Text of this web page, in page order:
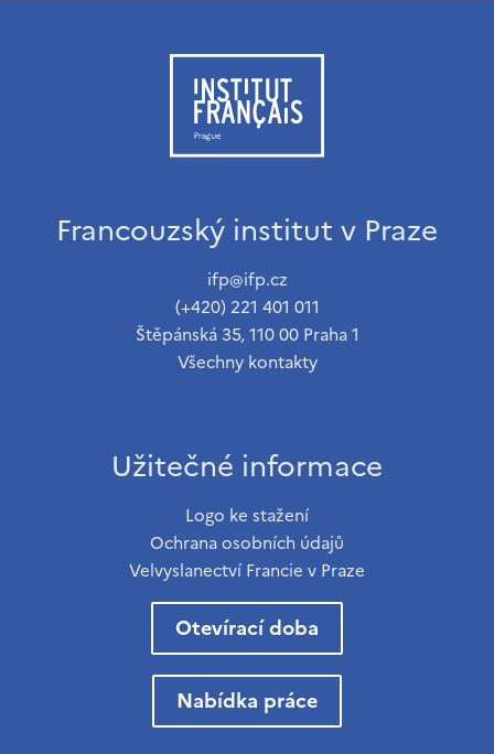
Francouzský institut v Praze
ifp@ifp.cz
(+420) 221 401 011
Štěpánská 35, 110 00 Praha 1
Všechny kontakty
Užitečné informace
Logo ke stažení
Ochrana osobních údajů
Velvyslanectví Francie v Praze
Otevírací doba
Nabídka práce